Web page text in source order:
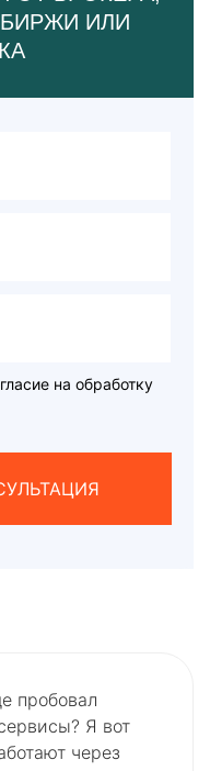
ИЛИ
на обработку
пробовал
Я вот
через